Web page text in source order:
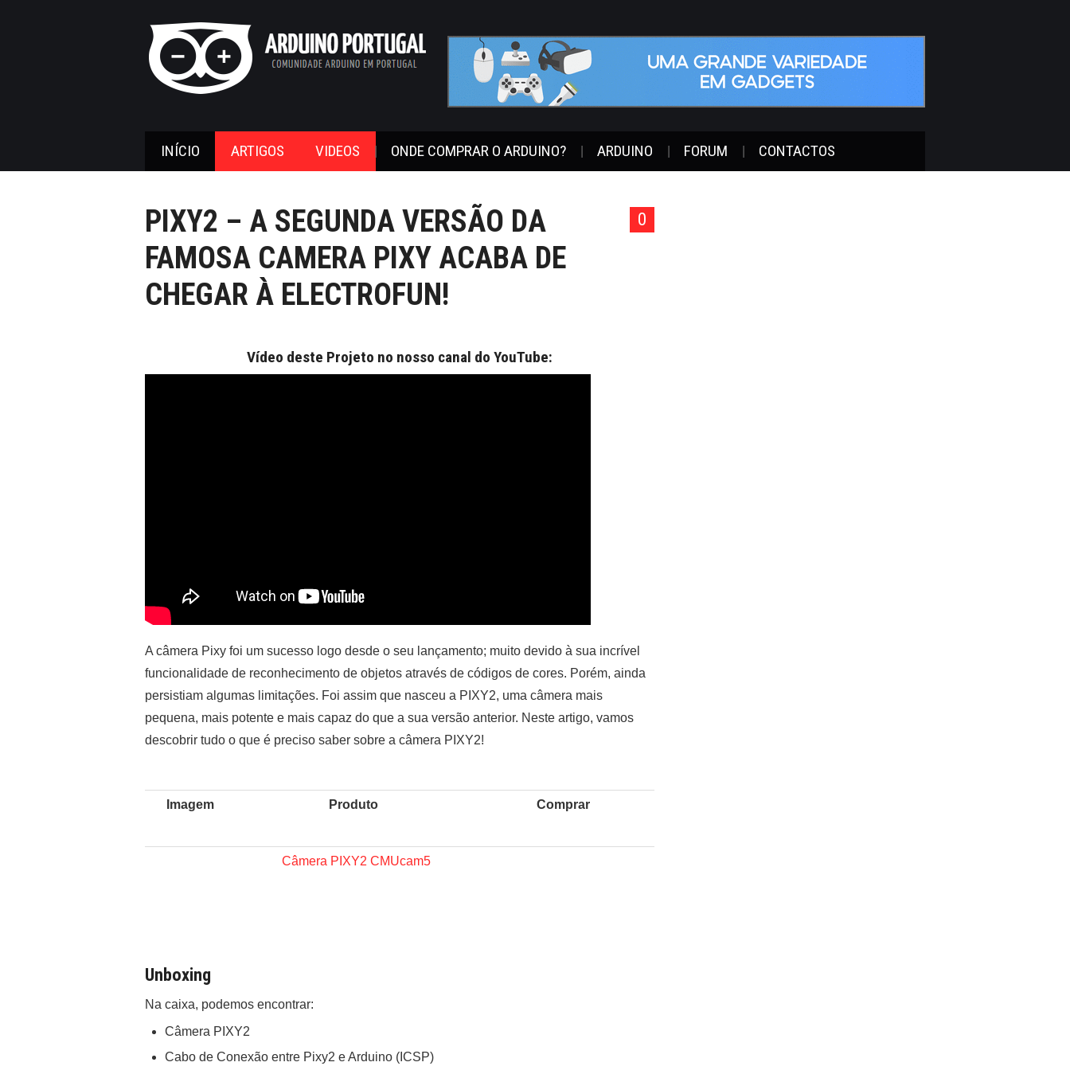
INÍCIO ARTIGOS VIDEOS ONDE COMPRAR O ARDUINO? ARDUINO FORUM CONTACTOS
0
PIXY2 – A SEGUNDA VERSÃO DA
FAMOSA CAMERA PIXY ACABA DE
CHEGAR À ELECTROFUN!
Vídeo deste Projeto no nosso canal do YouTube:
A câmera Pixy foi um sucesso logo desde o seu lançamento; muito devido à sua incrível
funcionalidade de reconhecimento de objetos através de códigos de cores. Porém, ainda
persistiam algumas limitações. Foi assim que nasceu a PIXY2, uma câmera mais
pequena, mais potente e mais capaz do que a sua versão anterior. Neste artigo, vamos
descobrir tudo o que é preciso saber sobre a câmera PIXY2!
Imagem Produto Comprar
Câmera PIXY2 CMUcam5
Unboxing
Na caixa, podemos encontrar:
Câmera PIXY2
Cabo de Conexão entre Pixy2 e Arduino (ICSP)